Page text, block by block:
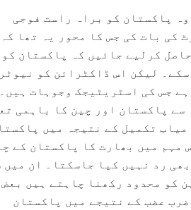
پاکستان کو براہ راست فوجی
کی بات کی جس کا محور یہ تھا کہ
کرلیے جائیں کہ پاکستان کو
لیکن اس ڈاکٹرائن کو
جس کی اسٹریٹیجک وجوہات
پاکستان اور چین کا باہمی
تکمیل کے نتیجہ میں
مہم میں بھارت کا پاکستان کے
رد نہیں کیا جاسکتا۔ ان میں
کو محدود رکھنا چاہتے ہیں بعض
عضب کے نتیجے میں پاکستان